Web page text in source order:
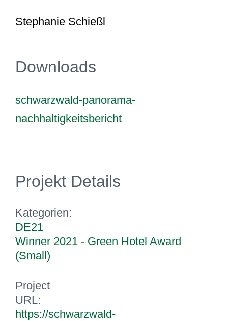
Stephanie Schießl
Downloads
schwarzwald-panorama-
nachhaltigkeitsbericht
Projekt Details
Kategorien:
DE21
Winner 2021 - Green Hotel Award
(Small)
Project
URL:
https://schwarzwald-